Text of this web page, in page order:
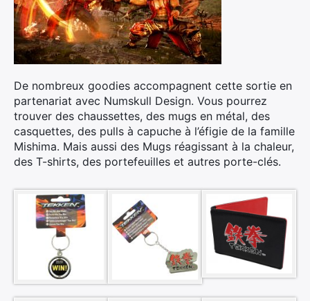
De nombreux goodies accompagnent cette sortie en
partenariat avec Numskull Design. Vous pourrez
trouver des chaussettes, des mugs en métal, des
casquettes, des pulls à capuche à l’éfigie de la famille
Mishima. Mais aussi des Mugs réagissant à la chaleur,
des T-shirts, des portefeuilles et autres porte-clés.